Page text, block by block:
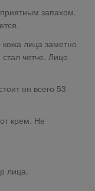
запахом.
лица заметно
четче. Лицо
он всего 53
крем. Не
лица.